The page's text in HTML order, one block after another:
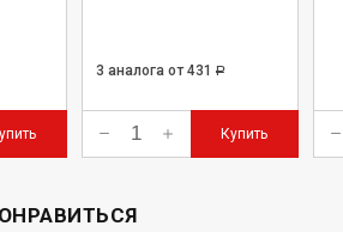
3 аналога от 431 Р
Купить